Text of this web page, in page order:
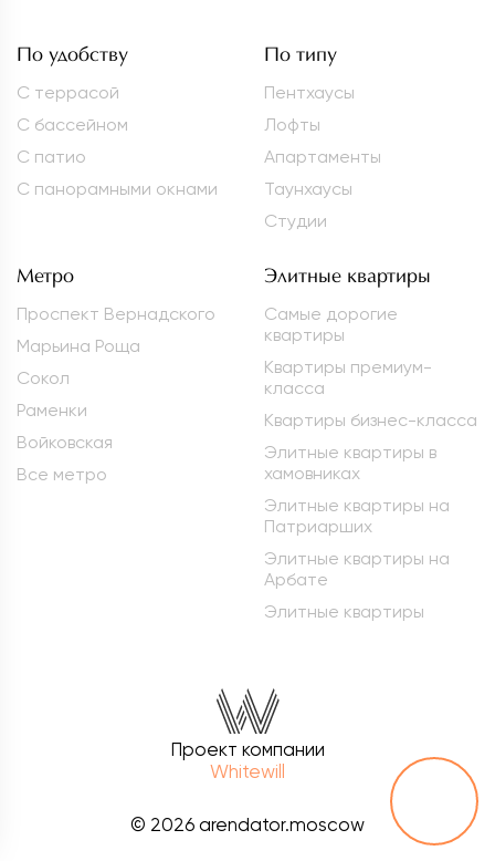
По удобству
С террасой
С бассейном
С патио
С панорамными окнами
По типу
Пентхаусы
Лофты
Апартаменты
Таунхаусы
Студии
Метро
Проспект Вернадского
Марьина Роща
Сокол
Раменки
Войковская
Все метро
Элитные квартиры
Самые дорогие
квартиры
Квартиры премиум-
класса
Квартиры бизнес-класса
Элитные квартиры в
хамовниках
Элитные квартиры на
Патриарших
Элитные квартиры на
Арбате
Элитные квартиры
© 2026 arendator.moscow
Проект компании
Whitewill